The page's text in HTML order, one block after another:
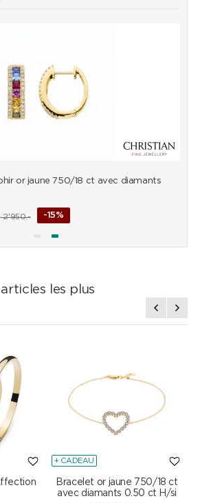
or jaune 750/18 ct avec diamants
2'950.- -15%
les plus
+ CADEAU
Bracelet or jaune 750/18 ct
avec diamants 0.50 ct H/si